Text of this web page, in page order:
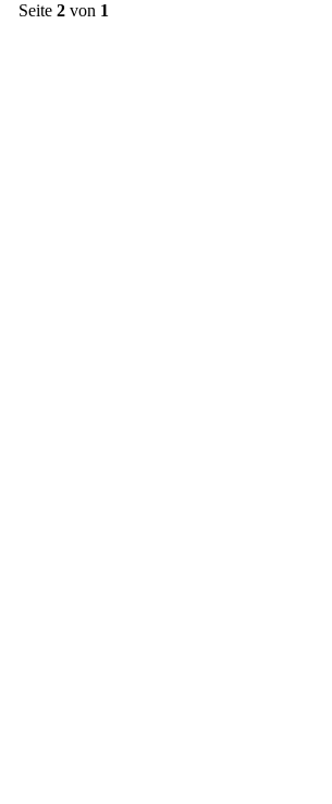
Seite 2 von 1